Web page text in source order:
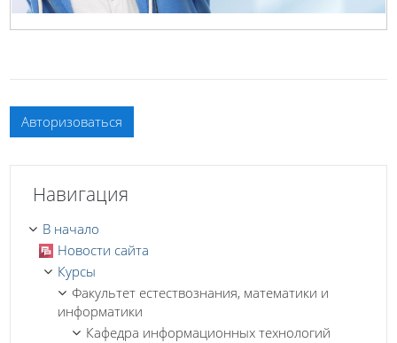
Авторизоваться
Навигация
В начало
Новости сайта
Курсы
Факультет естествознания, математики и
информатики
Кафедра информационных технологий